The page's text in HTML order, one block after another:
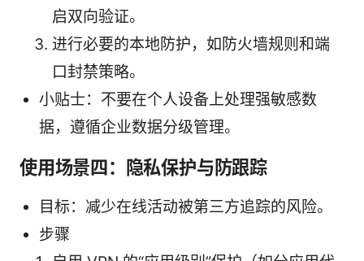
启双向验证。
进行必要的本地防护，如防火墙规则和端
口封禁策略。
小贴士：不要在个人设备上处理强敏感数
据，遵循企业数据分级管理。
使用场景四：隐私保护与防跟踪
目标：减少在线活动被第三方追踪的风险。
步骤